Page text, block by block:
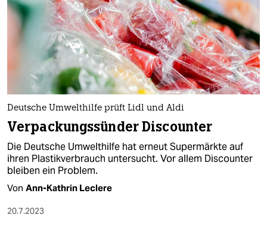
Deutsche Umwelthilfe prüft Lidl und Aldi
Verpackungssünder Discounter
Die Deutsche Umwelthilfe hat erneut Supermärkte auf
ihren Plastikverbrauch untersucht. Vor allem Discounter
bleiben ein Problem.
Von Ann-Kathrin Leclere
20.7.2023